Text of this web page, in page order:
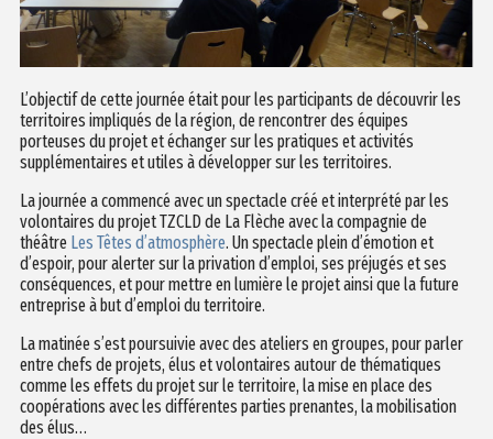
L’objectif de cette journée était pour les participants de découvrir les
territoires impliqués de la région, de rencontrer des équipes
porteuses du projet et échanger sur les pratiques et activités
supplémentaires et utiles à développer sur les territoires.
La journée a commencé avec un spectacle créé et interprété par les
volontaires du projet TZCLD de La Flèche avec la compagnie de
théâtre Les Têtes d’atmosphère. Un spectacle plein d’émotion et
d’espoir, pour alerter sur la privation d’emploi, ses préjugés et ses
conséquences, et pour mettre en lumière le projet ainsi que la future
entreprise à but d’emploi du territoire.
La matinée s’est poursuivie avec des ateliers en groupes, pour parler
entre chefs de projets, élus et volontaires autour de thématiques
comme les effets du projet sur le territoire, la mise en place des
coopérations avec les différentes parties prenantes, la mobilisation
des élus…